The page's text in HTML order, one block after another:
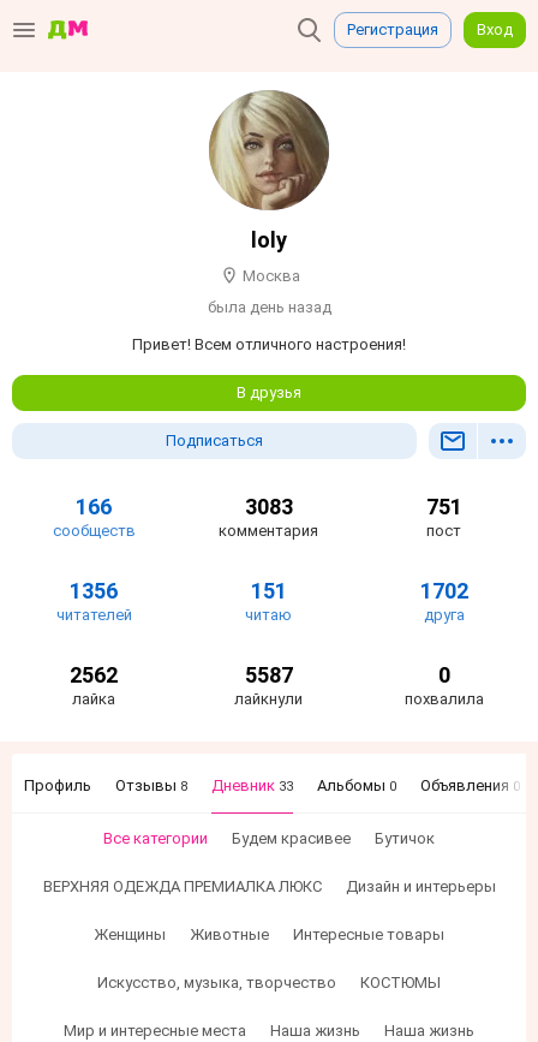
Регистрация Вход
loly
Москва
была день назад
Привет! Всем отличного настроения!
В друзья
Подписаться
166
сообществ
3083
комментария
751
пост
1356
читателей
151
читаю
1702
друга
2562
лайка
5587
лайкнули
0
похвалила
Профиль Отзывы 8 Дневник 33 Альбомы 0 Объявления 0
Все категории Будем красивее Бутичок
ВЕРХНЯЯ ОДЕЖДА ПРЕМИАЛКА ЛЮКС Дизайн и интерьеры
Женщины Животные Интересные товары
Искусство, музыка, творчество КОСТЮМЫ
Мир и интересные места Наша жизнь Наша жизнь